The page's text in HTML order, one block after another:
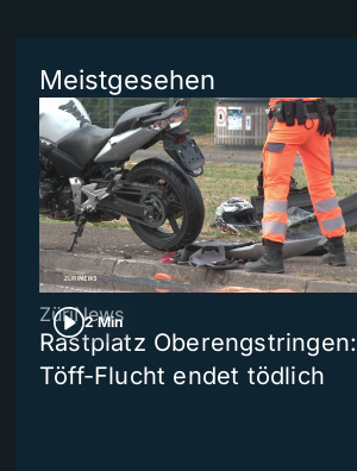
Meistgesehen
2 Min
ZüriNews
Rastplatz Oberengstringen:
Töff-Flucht endet tödlich